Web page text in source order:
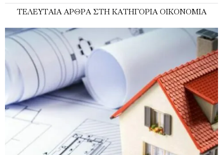
ΤΕΛΕΥΤΑΊΑ ΆΡΘΡΑ ΣΤΗ ΚΑΤΗΓΟΡΊΑ ΟΙΚΟΝΟΜΊΑ